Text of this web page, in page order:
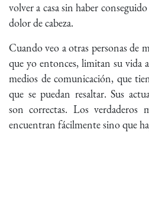
volver a casa sin haber
dolor de cabeza.
Cuando veo a otras personas de
que yo entonces, limitan su vida
medios de comunicación, que
que se puedan resaltar. Sus
son correctas. Los verdaderos
encuentran fácilmente sino que